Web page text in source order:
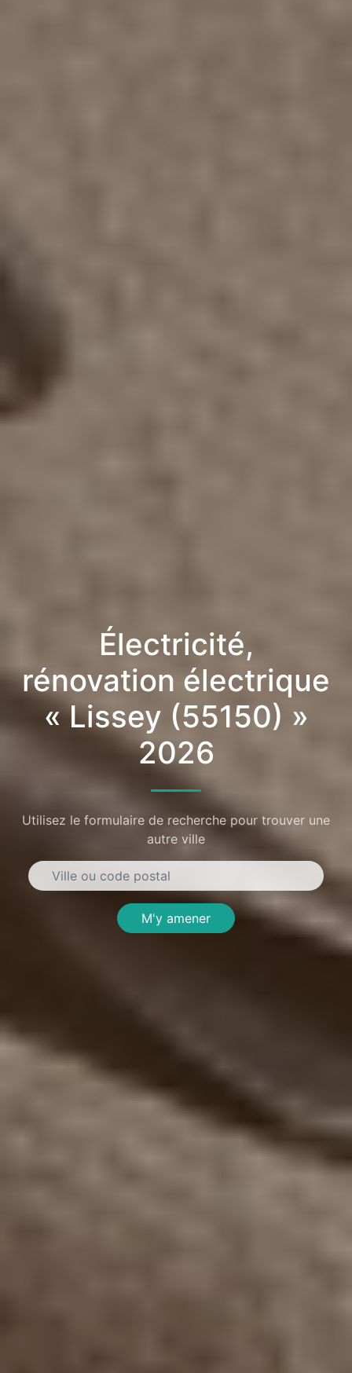
Électricité,
rénovation électrique
« Lissey (55150) »
2026
Utilisez le formulaire de recherche pour trouver une
autre ville
M'y amener